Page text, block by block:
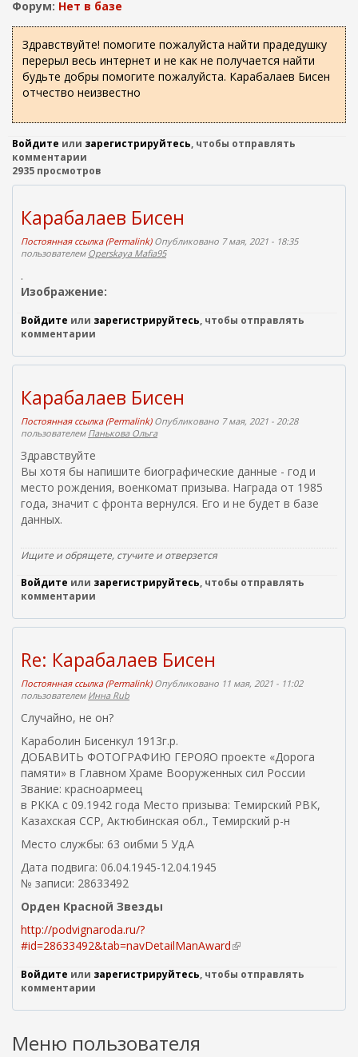
и
с
к
а
Форум: Нет в базе
Здравствуйте! помогите пожалуйста найти прадедушку
перерыл весь интернет и не как не получается найти
будьте добры помогите пожалуйста. Карабалаев Бисен
отчество неизвестно
Войдите или зарегистрируйтесь, чтобы отправлять
комментарии
2935 просмотров
Карабалаев Бисен
Постоянная ссылка (Permalink)Опубликовано 7 мая, 2021 - 18:35
пользователем Operskaya Mafia95
.
Изображение:
Войдите или зарегистрируйтесь, чтобы отправлять
комментарии
Карабалаев Бисен
Постоянная ссылка (Permalink)Опубликовано 7 мая, 2021 - 20:28
пользователем Панькова Ольга
Здравствуйте
Вы хотя бы напишите биографические данные - год и
место рождения, военкомат призыва. Награда от 1985
года, значит с фронта вернулся. Его и не будет в базе
данных.
Ищите и обрящете, стучите и отверзется
Войдите или зарегистрируйтесь, чтобы отправлять
комментарии
Re: Карабалаев Бисен
Постоянная ссылка (Permalink)Опубликовано 11 мая, 2021 - 11:02
пользователем Инна Rub
Случайно, не он?
Караболин Бисенкул 1913г.р.
ДОБАВИТЬ ФОТОГРАФИЮ ГЕРОЯО проекте «Дорога
памяти» в Главном Храме Вооруженных сил России
Звание: красноармеец
в РККА с 09.1942 года Место призыва: Темирский РВК,
Казахская ССР, Актюбинская обл., Темирский р-н
Место службы: 63 оибми 5 Уд.А
Дата подвига: 06.04.1945-12.04.1945
№ записи: 28633492
Орден Красной Звезды
http://podvignaroda.ru/?
#id=28633492&tab=navDetailManAward(
н
ш
Войдите или зарегистрируйтесь, чтобы отправлять
комментарии
Меню пользователя